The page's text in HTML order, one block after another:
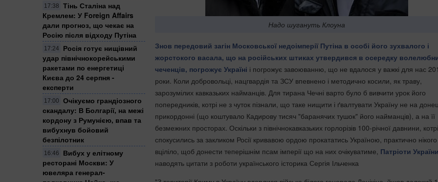
17:38
Тінь Сталіна над
Кремлем: У Foreign Affairs
дали прогноз, що чекає на
Росію після відходу Путіна
17:24
Росія готує нищівний
удар північнокорейськими
ракетами по енергетиці
Києва до 24 серпня -
експерти
17:00
Очікуємо грандіозного
скандалу: В Болгарії, на межі
кордону з Румунією, впав та
вибухнув бойовий
безпілотник
16:46
Вибух у елітному
ресторані Москви: У
ювеляра генерал-
Надо шугануть Клоуна
Знов передовий загін Московської недоімперії Путіна в особі його зухвалого і
жорстокого васала, що на російських штиках утвердився в осередку
чеченців, погрожує Україні і погрожує завоюванню, що не вдалося у важкі для нас
роки. Коли добровольці, нацгвардія та ЗСУ впевнено і методично косили, як траву,
зарозумілих кавказьких найманців. Для тирана Чечні варто було б вивчити урок його
попередників, котрі не з чуток пізнали, що таке нищити і ґвалтувати Україну не на
прикордонні (що коштувало Кадирову тисяч "баранячих тушок" його найманців), а на її
безмежних просторах. Оскільки з північнокавказьких горлорізів 100-річної давнини, котрі
спокусились за закликом Росії кривавою ордою прокататись Україною, практично
вціліло, щоб донести теперішнім псам імперії що на них очікуватиме, Патріоти України
наводять цитати з роботи українського історика Сергія Ільченка